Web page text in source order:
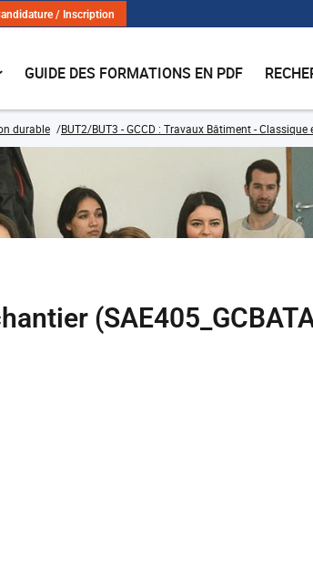
/ Inscription
GUIDE DES FORMATIONS EN PDF
durable BUT2/BUT3 - GCCD : Travaux Bâtiment - Classique